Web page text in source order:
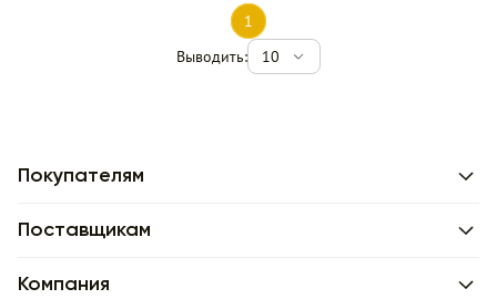
1
Выводить:
10
Покупателям
Поставщикам
Компания